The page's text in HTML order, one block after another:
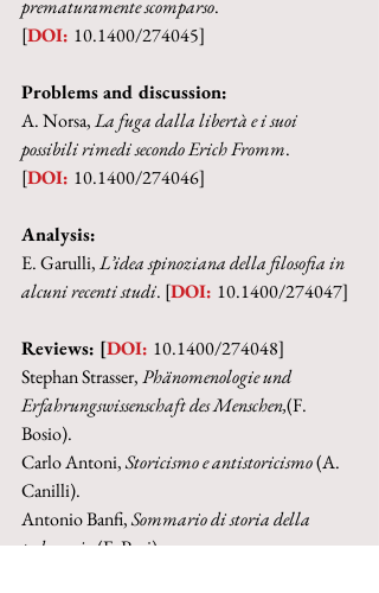
prematuramente scomparso.
[DOI: 10.1400/274045]
Problems and discussion:
A. Norsa, La fuga dalla libertà e i suoi
possibili rimedi secondo Erich Fromm.
[DOI: 10.1400/274046]
Analysis:
E. Garulli, L’idea spinoziana della filosofia in
alcuni recenti studi. [DOI: 10.1400/274047]
Reviews: [DOI: 10.1400/274048]
Stephan Strasser, Phänomenologie und
Erfahrungswissenschaft des Menschen,(F.
Bosio).
Carlo Antoni, Storicismo e antistoricismo (A.
Canilli).
Antonio Banfi, Sommario di storia della
pedagogia (F. Papi).